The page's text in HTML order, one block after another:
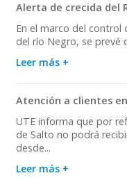
Alerta de crecida del
En el marco del control
del río Negro, se prevé
Leer más +
Atención a clientes
UTE informa que por
de Salto no podrá
desde...
Leer más +